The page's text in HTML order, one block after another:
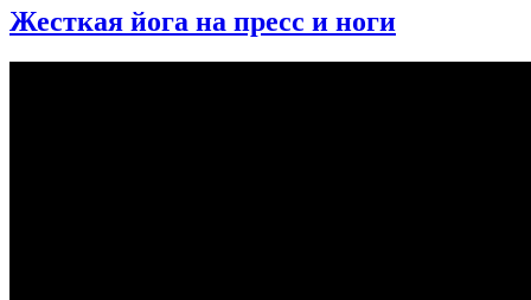
Жесткая йога на пресс и ноги